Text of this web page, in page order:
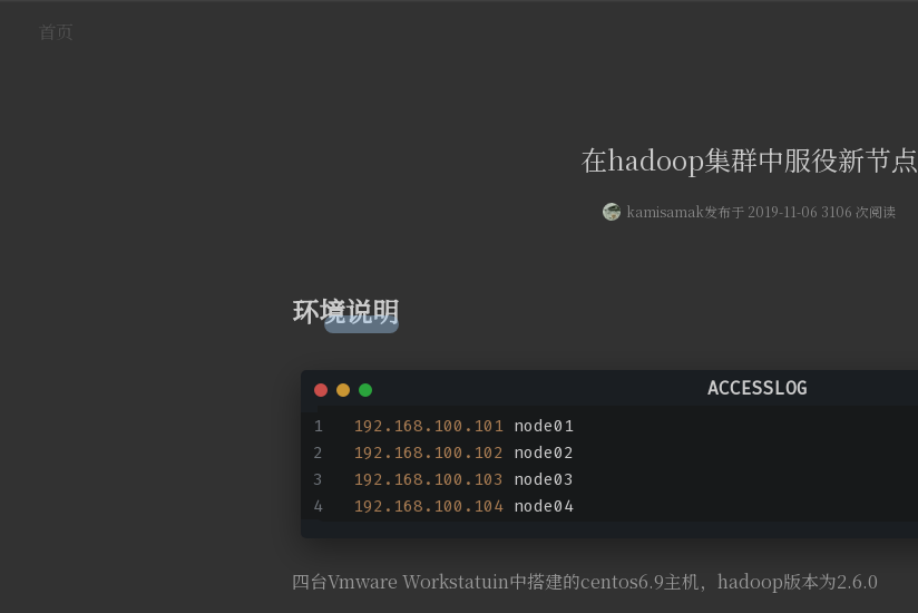
首页
在hadoop集群中服役新节点
kamisamak发布于 2019-11-06 3106 次阅读
环境说明
192.168.100.101 node01
192.168.100.102 node02
192.168.100.103 node03
192.168.100.104 node04
四台Vmware Workstatuin中搭建的centos6.9主机，hadoop版本为2.6.0